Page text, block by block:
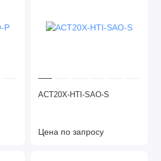
ACT20X-HTI-SAO-S
Цена по запросу